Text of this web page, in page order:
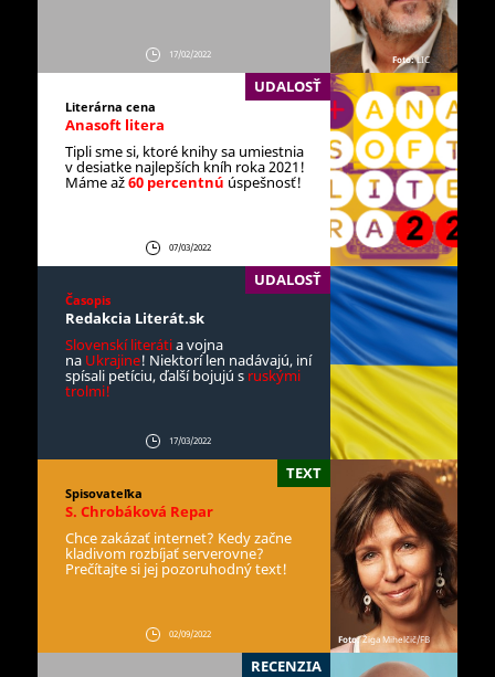
17/02/2022 Foto:LIC
UDALOSŤ
Literárna cena
Anasoft litera
Tipli sme si, ktoré knihy sa umiestnia
v desiatke najlepších kníh roka 2021!
Máme až60 percentnú úspešnosť!
07/03/2022
UDALOSŤ
Časopis
Redakcia Literát.sk
Slovenskí literátia vojna
na Ukrajine! Niektorí len nadávajú, iní
spísali petíciu, ďalší bojujú s ruskými
trolmi!
17/03/2022
TEXT
Spisovateľka
S. Chrobáková Repar
Chce zakázať internet? Kedy začne
kladivom rozbíjať serverovne?
Prečítajte si jej pozoruhodný text!
02/09/2022 Foto:Žiga Mihelčič/FB
RECENZIA